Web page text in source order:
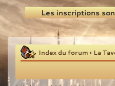
Recherche
Les inscriptions
Index du forum ‹ La